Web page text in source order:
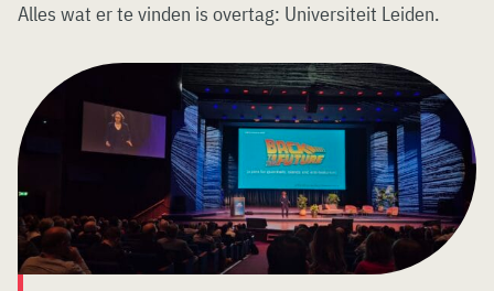
Alles wat er te vinden is overtag: Universiteit Leiden.